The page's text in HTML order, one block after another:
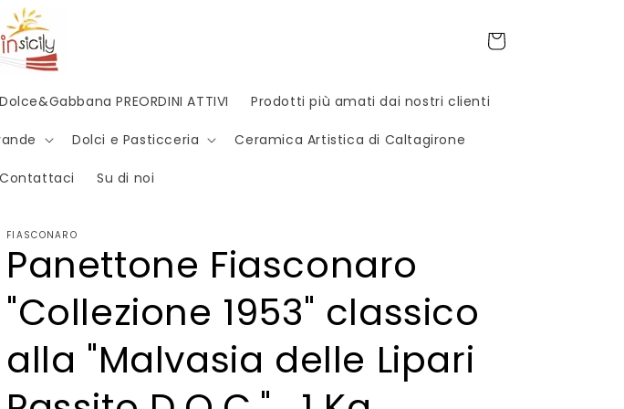
PREORDINI ATTIVI Prodotti più amati dai nostri clienti
Dolci e Pasticceria Ceramica Artistica di Caltagirone
Contattaci Su di noi
Carrello
FIASCONARO
Panettone Fiasconaro
"Collezione 1953" classico
alla "Malvasia delle Lipari